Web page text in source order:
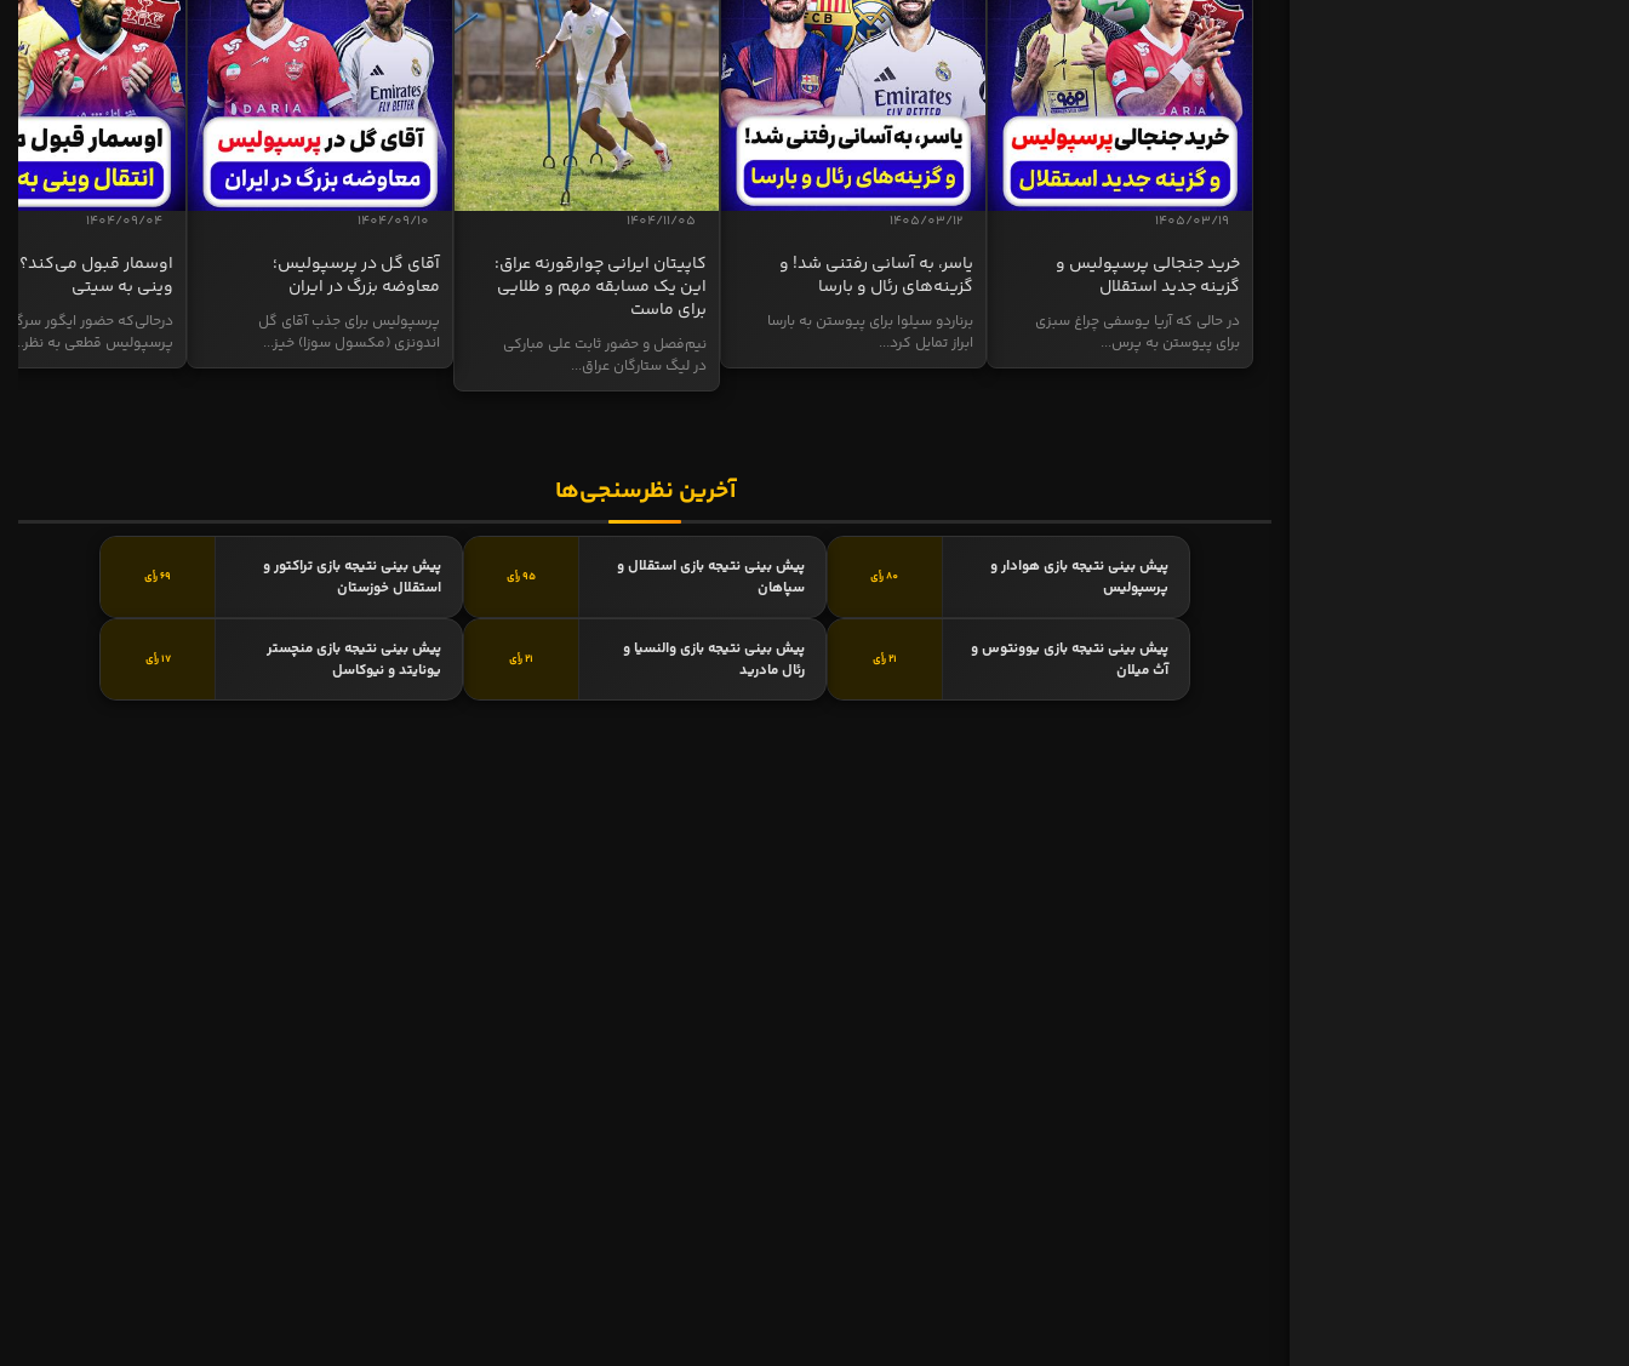
1405/03/19
خرید جنجالی پرسپولیس و
گزینه جدید استقلال
در حالی که آریا یوسفی چراغ سبزی
برای پیوستن به پرس...
1405/03/12
یاسر، به آسانی رفتنی شد! و
گزینه‌های رئال و بارسا
برناردو سیلوا برای پیوستن به بارسا
ابراز تمایل کرد...
1404/11/05
کاپیتان ایرانی چوارقورنه عراق:
این یک مسابقه مهم و طلایی
برای ماست
نیم‌فصل و حضور ثابت علی مبارکی
در لیگ ستارگان عراق...
1404/09/10
آقای گل در پرسپولیس؛
معاوضه بزرگ در ایران
پرسپولیس برای جذب آقای گل
اندونزی (مکسول سوزا) خیز...
1404/09/04
اوسمار قبول می‌کند؟
وینی به سیتی
درحالی‌که حضور ایگور
پرسپولیس قطعی به نظر...
آخرین نظرسنجی‌ها
پیش بینی نتیجه بازی هوادار و
پرسپولیس
80 رأی
پیش بینی نتیجه بازی استقلال و
سپاهان
95 رأی
پیش بینی نتیجه بازی تراکتور و
استقلال خوزستان
69 رأی
پیش بینی نتیجه بازی یوونتوس و
آث میلان
21 رأی
پیش بینی نتیجه بازی والنسیا و
رئال مادرید
21 رأی
پیش بینی نتیجه بازی منچستر
یونایتد و نیوکاسل
17 رأی